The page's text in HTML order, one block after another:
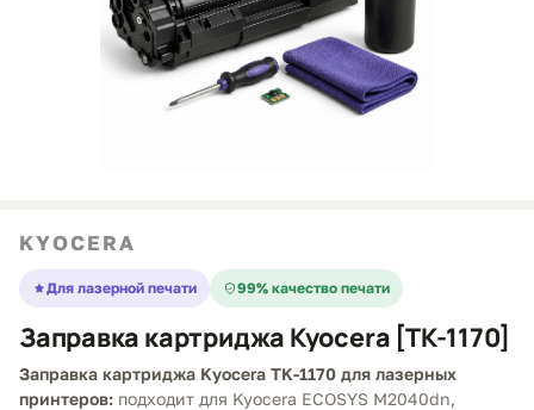
KYOCERA
Для лазерной печати 99% качество печати
Заправка картриджа Kyocera [TK-1170]
Заправка картриджа Kyocera TK-1170 для лазерных
принтеров: подходит для Kyocera ECOSYS M2040dn,